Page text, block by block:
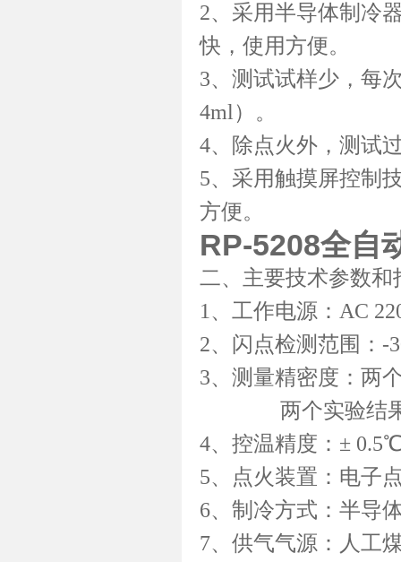
2、采用半导体制冷
快，使用方便。
3、测试试样少，每
4ml）。
4、除点火外，测试
5、采用触摸屏控制
方便。
RP-5208全自
二、主要技术参数和
1、工作电源：AC
2、闪点检测范围：
3、测量精密度：两
两个实验结果之
4、控温精度：±
5、点火装置：电子
6、制冷方式：半导
7、供气气源：人工